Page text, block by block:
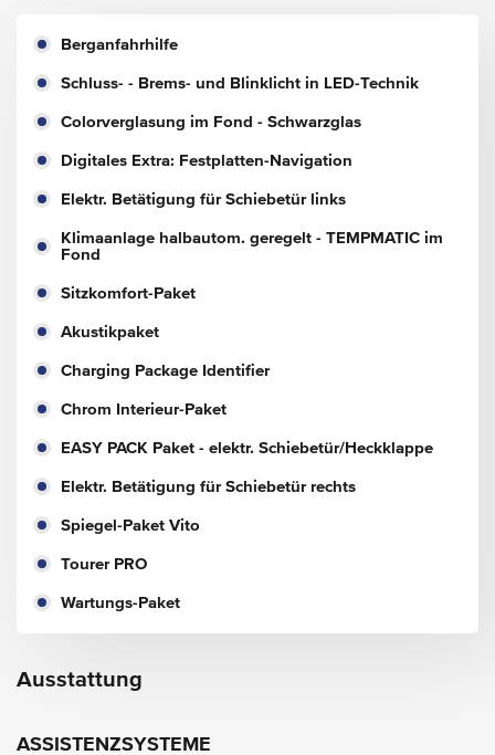
Berganfahrhilfe
Schluss- - Brems- und Blinklicht in LED-Technik
Colorverglasung im Fond - Schwarzglas
Digitales Extra: Festplatten-Navigation
Elektr. Betätigung für Schiebetür links
Klimaanlage halbautom. geregelt - TEMPMATIC im
Fond
Sitzkomfort-Paket
Akustikpaket
Charging Package Identifier
Chrom Interieur-Paket
EASY PACK Paket - elektr. Schiebetür/Heckklappe
Elektr. Betätigung für Schiebetür rechts
Spiegel-Paket Vito
Tourer PRO
Wartungs-Paket
Ausstattung
ASSISTENZSYSTEME